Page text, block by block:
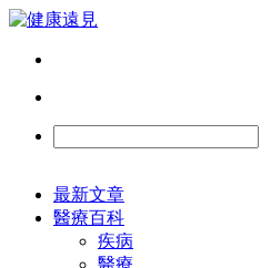
最新文章
醫療百科
疾病
醫療